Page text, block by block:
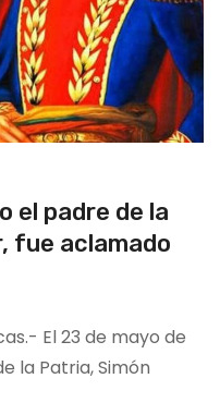
el padre de la
fue aclamado
El 23 de mayo de
la Patria, Simón